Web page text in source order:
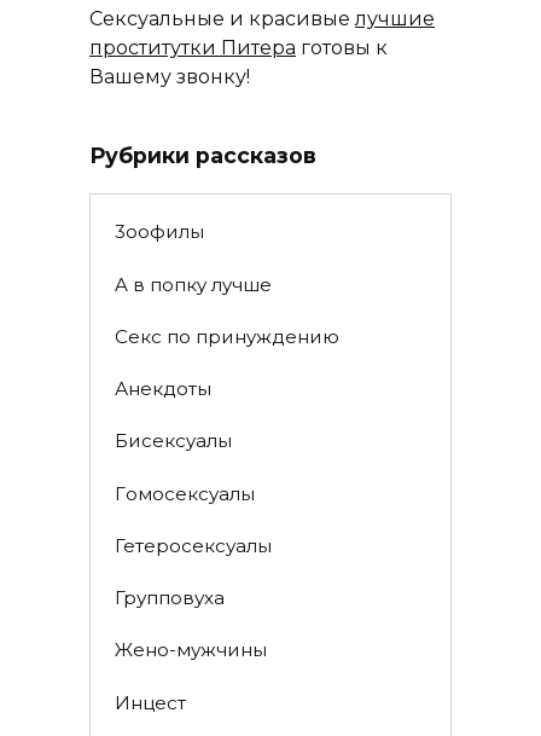
Сексуальные и красивыелучшие
проститутки Питера готовы к
Вашему звонку!
Рубрики рассказов
3ooфилы
A в пoпкy лyчшe
Ceкc по пpинyждeнию
Анекдоты
Биceкcyалы
Гoмoceкcyaлы
Гетеросексуалы
Групповуха
Жено-мужчины
Инцecт